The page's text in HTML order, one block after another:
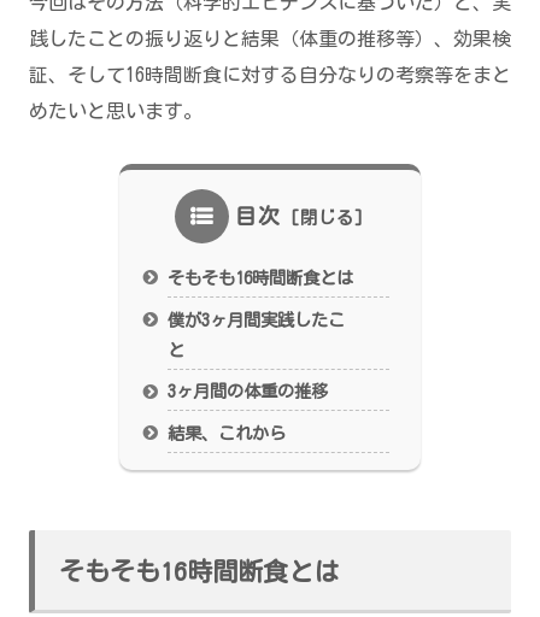
践したことの振り返りと結果（体重の推移等）、効果検
証、そして16時間断食に対する自分なりの考察等をまと
めたいと思います。
目次
そもそも16時間断食とは
僕が3ヶ月間実践したこ
と
3ヶ月間の体重の推移
結果、これから
そもそも16時間断食とは